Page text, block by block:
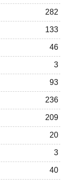
282
133
46
3
93
236
209
20
3
40